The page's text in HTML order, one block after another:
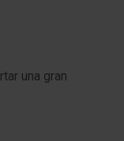
una gran